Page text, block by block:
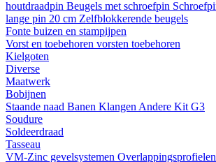
houtdraadpin Beugels met schroefpin
lange pin 20 cm Zelfblokkerende beugels
Fonte buizen en stampijpen
Vorst en toebehoren vorsten toebehoren
Kielgoten
Diverse
Maatwerk
Bobijnen
Staande naad Banen Klangen Andere Kit G3
Soudure
Soldeerdraad
Tasseau
VM-Zinc gevelsystemen Overlappingsprofielen